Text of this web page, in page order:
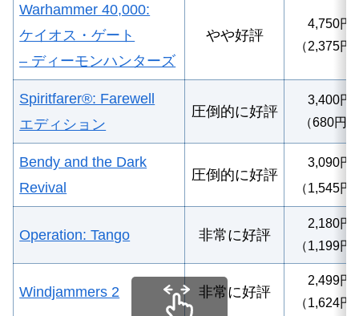
Warhammer 40,000:
ケイオス・ゲート
– ディーモンハンターズ
やや好評
4,750円
（2,375円
Spiritfarer®: Farewell
エディション
圧倒的に好評
3,400円
（680円）
Bendy and the Dark
Revival
圧倒的に好評
3,090円
（1,545円
Operation: Tango 非常に好評
2,180円
（1,199円
Windjammers 2 非常に好評
2,499円
（1,624円